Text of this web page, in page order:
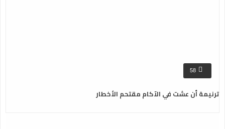
58
ترنيمة أن عشت في الآكام مقتحم الأخطار